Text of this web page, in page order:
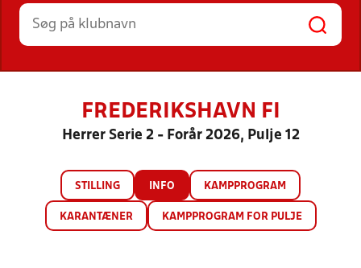
HOLD
FREDERIKSHAVN FI
Herrer Serie 2 - Forår 2026, Pulje 12
STILLING INFO KAMPPROGRAM
KARANTÆNER KAMPPROGRAM FOR PULJE